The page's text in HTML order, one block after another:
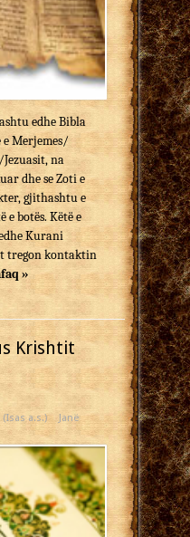
edhe Bibla
Merjemes/
na
dhe se Zoti e
gjithashtu e
botës. Këtë e
Kurani
tregon kontaktin
»
Krishtit
a.s.)
Janë